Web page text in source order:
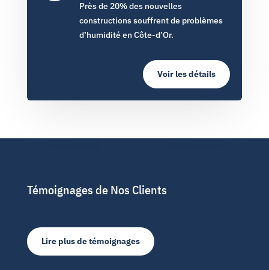
Près de 20% des nouvelles
constructions souffrent de problèmes
d’humidité en Côte-d’Or.
Voir les détails
Témoignages de Nos Clients
Lire plus de témoignages